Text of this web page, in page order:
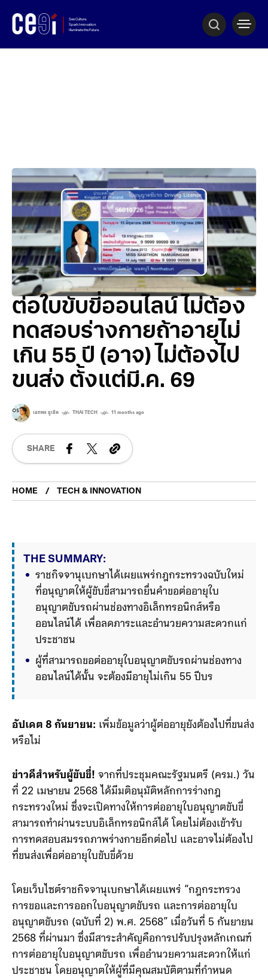
ต่อใบขับขี่ออนไลน์ ไม่ต้อง
ทดสอบร่างกายถ้าอายุไม่
เกิน 55 ปี (อาจ) ไม่ต้องไป
ขนส่ง ตั้งแต่มี.ค. 69
เอกพล ชูเชิด THAI TECH 11 months ago
SHARE
HOME TECH & INNOVATION
THE SUMMARY:
ราชกิจจานุเบกษาได้เผยแพร่กฎกระทรวงฉบับใหม่
ที่อนุญาตให้ผู้ขับขี่สามารถยื่นคำขอต่ออายุใบ
อนุญาตขับรถผ่านช่องทางอิเล็กทรอนิกส์หรือ
ออนไลน์ได้ เพื่อลดภาระและอำนวยความสะดวกแก่
ประชาชน
ผู้ที่สามารถขอต่ออายุใบอนุญาตขับรถผ่านช่องทาง
ออนไลน์ได้นั้น จะต้องมีอายุไม่เกิน 55 ปีบริบูรณ์
หรือไม่
ข่าวดีสำหรับผู้ขับขี่!จากที่ประชุมคณะรัฐมนตรี (ครม.) วัน
ที่ 22 เมษายน 2568 ได้มีมติอนุมัติหลักการร่างกฎ
กระทรวงใหม่ ซึ่งจะเปิดทางให้การต่ออายุใบอนุญาตขับขี่
สามารถทำผ่านระบบอิเล็กทรอนิกส์ได้ โดยไม่ต้องเข้ารับ
ที่ขนส่งเพื่อต่ออายุใบขับขี่ด้วย
โดยเว็บไซต์ราชกิจจานุเบกษาได้เผยแพร่ “กฎกระทรวง
การขอและการออกใบอนุญาตขับรถ และการต่ออายุใบ
อนุญาตขับรถ (ฉบับที่ 2) พ.ศ. 2568” เมื่อวันที่ 5 กันยายน
2568 ที่ผ่านมา ซึ่งมีสาระสำคัญคือการปรับปรุงหลักเกณฑ์